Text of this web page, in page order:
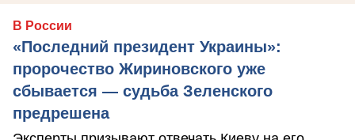
В России
«Последний президент Украины»:
пророчество Жириновского уже
сбывается — судьба Зеленского
предрешена